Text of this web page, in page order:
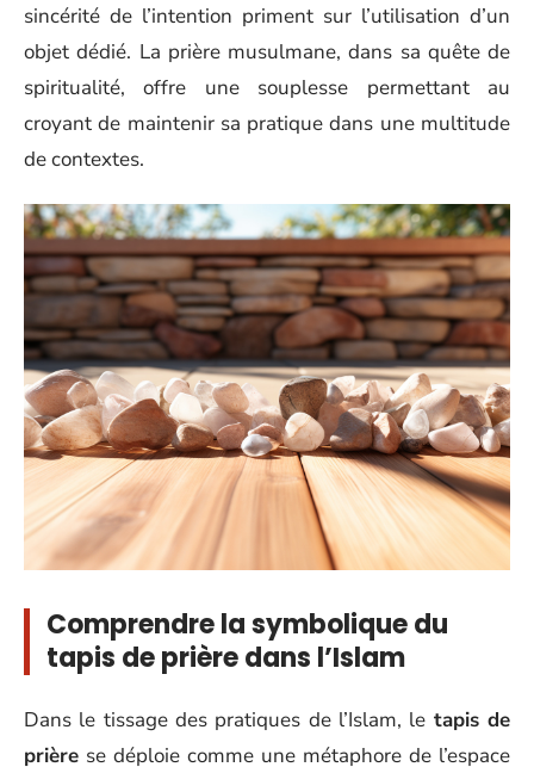
sincérité de l’intention priment sur l’utilisation d’un
objet dédié. La prière musulmane, dans sa quête de
spiritualité, offre une souplesse permettant au
croyant de maintenir sa pratique dans une multitude
de contextes.
Comprendre la symbolique du
tapis de prière dans l’Islam
Dans le tissage des pratiques de l’Islam, le tapis de
prière se déploie comme une métaphore de l’espace